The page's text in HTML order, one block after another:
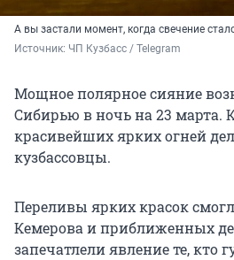
А вы застали момент, когда свечение
Источник: ЧП Кузбасс / Telegram
Мощное полярное сияние
Сибирью в ночь на 23 марта.
красивейших ярких огней
кузбассовцы.
Переливы ярких красок
Кемерова и приближенных
запечатлели явление те, кто